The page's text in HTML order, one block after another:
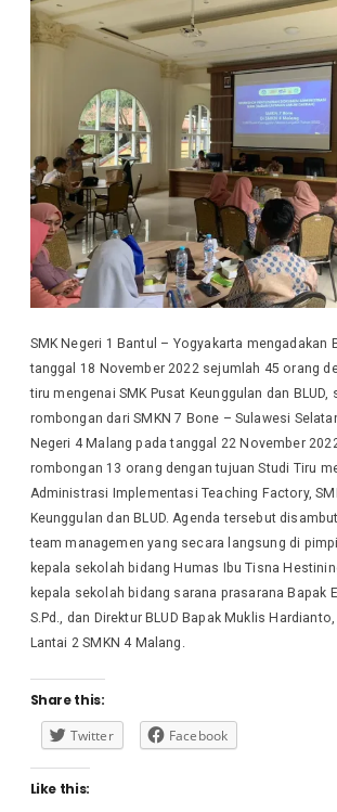
SMK Negeri 1 Bantul – Yogyakarta mengadakan
tanggal 18 November 2022 sejumlah 45 orang
tiru mengenai SMK Pusat Keunggulan dan BLUD,
rombongan dari SMKN 7 Bone – Sulawesi
Negeri 4 Malang pada tanggal 22 November
rombongan 13 orang dengan tujuan Studi Tiru
Administrasi Implementasi Teaching Factory,
Keunggulan dan BLUD. Agenda tersebut
team managemen yang secara langsung di
kepala sekolah bidang Humas Ibu Tisna
kepala sekolah bidang sarana prasarana Bapak
S.Pd., dan Direktur BLUD Bapak Muklis Hardianto,
Lantai 2 SMKN 4 Malang.
Share this:
Twitter
Facebook
Like this: